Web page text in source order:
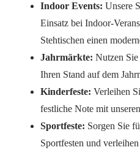
Indoor Events: Unsere
Einsatz bei Indoor-
Stehtischen einen
Jahrmärkte: Nutzen Sie
Ihren Stand auf dem
Kinderfeste: Verleihen
festliche Note mit
Sportfeste: Sorgen Sie
Sportfesten und